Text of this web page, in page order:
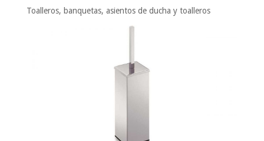
Toalleros, banquetas, asientos de ducha y toalleros